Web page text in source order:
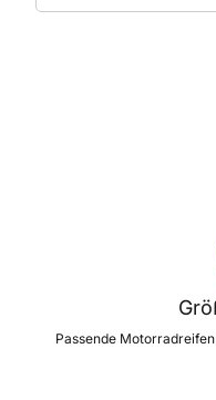
Passende